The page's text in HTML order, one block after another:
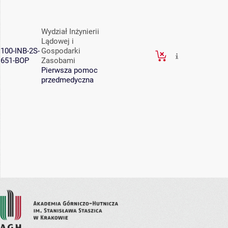
100-INB-2S-
651-BOP
Wydział Inżynierii
Lądowej i
Gospodarki
Zasobami
Pierwsza pomoc
przedmedyczna